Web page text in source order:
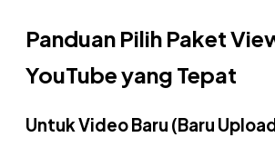
Panduan Pilih Paket
YouTube yang Tepat
Untuk Video Baru (Baru